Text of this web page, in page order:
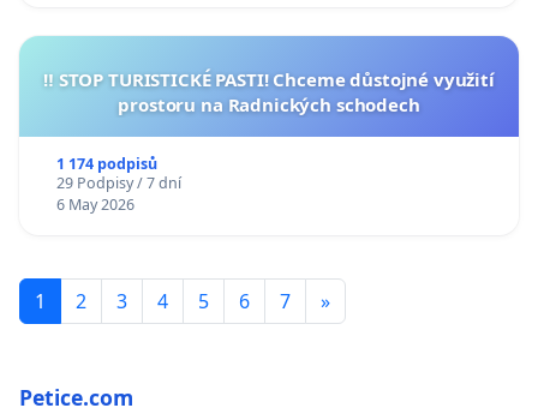
‼️ STOP TURISTICKÉ PASTI! Chceme důstojné využití
prostoru na Radnických schodech
1 174 podpisů
29 Podpisy / 7 dní
6 May 2026
1 2 3 4 5 6 7 »
Petice.com